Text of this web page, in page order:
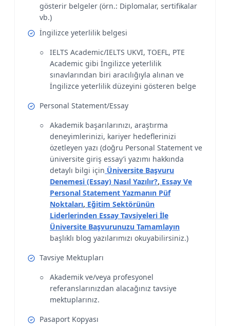
gösterir belgeler (örn.: Diplomalar, sertifikalar
vb.)
İngilizce yeterlilik belgesi
IELTS Academic/IELTS UKVI, TOEFL, PTE
Academic gibi İngilizce yeterlilik
sınavlarından biri aracılığıyla alınan ve
İngilizce yeterlilik düzeyini gösteren belge
Personal Statement/Essay
Akademik başarılarınızı, araştırma
deneyimlerinizi, kariyer hedeflerinizi
özetleyen yazı (doğru Personal Statement ve
üniversite giriş essay’i yazımı hakkında
detaylı bilgi için Üniversite Başvuru
Denemesi (Essay) Nasıl Yazılır?, Essay Ve
Personal Statement Yazmanın Püf
Noktaları, Eğitim Sektörünün
Liderlerinden Essay Tavsiyeleri İle
Üniversite Başvurunuzu Tamamlayın
başlıklı blog yazılarımızı okuyabilirsiniz.)
Tavsiye Mektupları
Akademik ve/veya profesyonel
referanslarınızdan alacağınız tavsiye
mektuplarınız.
Pasaport Kopyası